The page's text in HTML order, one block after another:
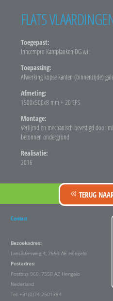
FLATS
Toegepast:
Inncempro Kantplanken DG wit
Toepassing:
Afwerking kopse kanten (binnenzijde)
Afmeting:
1500x500x8 mm + 20 EPS
Montage:
Verlijmd en mechanisch bevestigd door
betonnen ondergrond
Realisatie:
2016
TERUG
Contact
Bezoekadres:
Lansinkesweg 4, 7553 AE Hengelo
Postadres:
Postbus 960, 7550 AZ Hengelo
Nederland
Tel: +31(0)74 2501394